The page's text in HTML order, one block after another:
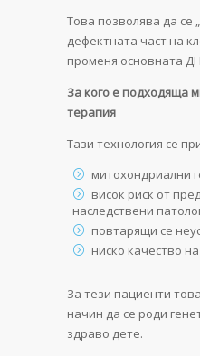
Това позволява да се
дефектната част на
променя основната
За кого е подходяща
терапия
Тази технология се
митохондриални
висок риск от
наследствени
повтарящи се
ниско качество
За тези пациенти
начин да се роди
здраво дете.